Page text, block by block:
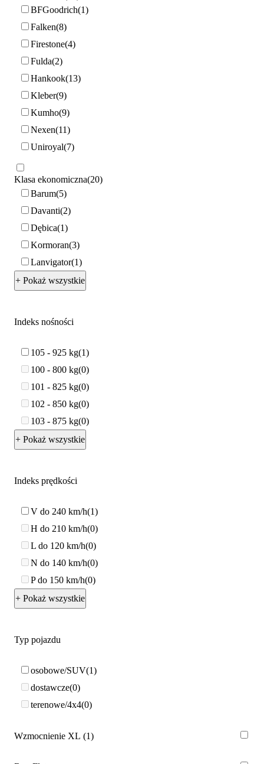
BFGoodrich 1
Falken 8
Firestone 4
Fulda 2
Hankook 13
Kleber 9
Kumho 9
Nexen 11
Uniroyal 7
Klasa ekonomiczna 20
Barum 5
Davanti 2
Dębica 1
Kormoran 3
Lanvigator 1
+ Pokaż wszystkie
Indeks nośności
105 - 925 kg 1
100 - 800 kg 0
101 - 825 kg 0
102 - 850 kg 0
103 - 875 kg 0
+ Pokaż wszystkie
Indeks prędkości
V do 240 km/h 1
H do 210 km/h 0
L do 120 km/h 0
N do 140 km/h 0
P do 150 km/h 0
+ Pokaż wszystkie
Typ pojazdu
osobowe/SUV 1
dostawcze 0
terenowe/4x4 0
Wzmocnienie XL 1